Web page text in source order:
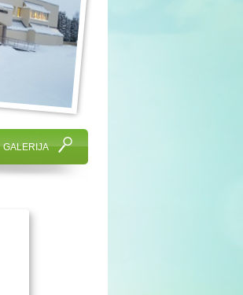
GALERIJA